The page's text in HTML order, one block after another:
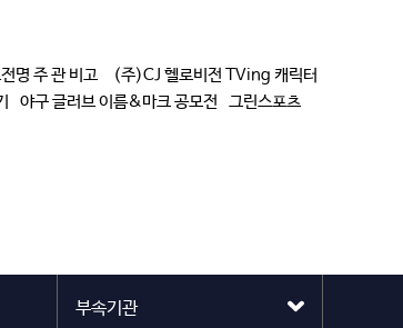
전명 주 관 비고 (주)CJ 헬로비전 TVing 캐릭터
야구 글러브 이름&마크 공모전 그린스포츠